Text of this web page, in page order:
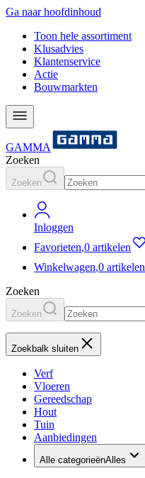
Ga naar hoofdinhoud
Toon hele assortiment
Klusadvies
Klantenservice
Actie
Bouwmarkten
GAMMA
Zoeken
Zoeken
Inloggen
Favorieten,0 artikelen
Winkelwagen,0 artikelen
Zoeken
Zoeken
Zoekbalk sluiten
Verf
Vloeren
Gereedschap
Hout
Tuin
Aanbiedingen
Alle categorieënAlles